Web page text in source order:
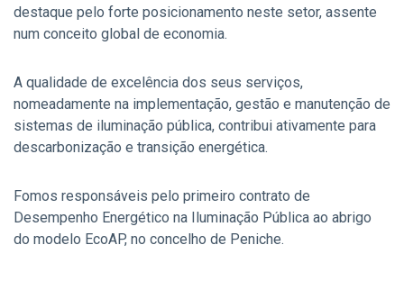
destaque pelo forte posicionamento neste setor, assente
num conceito global de economia.
A qualidade de excelência dos seus serviços,
nomeadamente na implementação, gestão e manutenção de
sistemas de iluminação pública, contribui ativamente para
descarbonização e transição energética.
Fomos responsáveis pelo primeiro contrato de
Desempenho Energético na Iluminação Pública ao abrigo
do modelo EcoAP, no concelho de Peniche.